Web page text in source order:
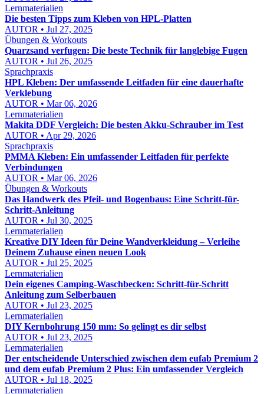
Lernmaterialien
Die besten Tipps zum Kleben von HPL-Platten
AUTOR • Jul 27, 2025
Übungen & Workouts
Quarzsand verfugen: Die beste Technik für langlebige Fugen
AUTOR • Jul 26, 2025
Sprachpraxis
HPL Kleben: Der umfassende Leitfaden für eine dauerhafte
Verklebung
AUTOR • Mar 06, 2026
Lernmaterialien
Makita DDF Vergleich: Die besten Akku-Schrauber im Test
AUTOR • Apr 29, 2026
Sprachpraxis
PMMA Kleben: Ein umfassender Leitfaden für perfekte
Verbindungen
AUTOR • Mar 06, 2026
Übungen & Workouts
Das Handwerk des Pfeil- und Bogenbaus: Eine Schritt-für-
Schritt-Anleitung
AUTOR • Jul 30, 2025
Lernmaterialien
Kreative DIY Ideen für Deine Wandverkleidung – Verleihe
Deinem Zuhause einen neuen Look
AUTOR • Jul 25, 2025
Lernmaterialien
Dein eigenes Camping-Waschbecken: Schritt-für-Schritt
Anleitung zum Selberbauen
AUTOR • Jul 23, 2025
Lernmaterialien
DIY Kernbohrung 150 mm: So gelingt es dir selbst
AUTOR • Jul 23, 2025
Lernmaterialien
Der entscheidende Unterschied zwischen dem eufab Premium 2
und dem eufab Premium 2 Plus: Ein umfassender Vergleich
AUTOR • Jul 18, 2025
Lernmaterialien